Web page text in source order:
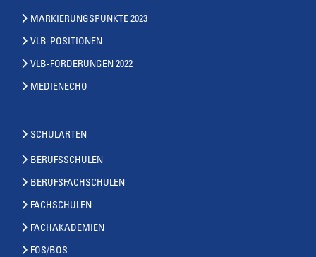
MARKIERUNGSPUNKTE 2023
VLB-POSITIONEN
VLB-FORDERUNGEN 2022
MEDIENECHO
SCHULARTEN
BERUFSSCHULEN
BERUFSFACHSCHULEN
FACHSCHULEN
FACHAKADEMIEN
FOS/BOS